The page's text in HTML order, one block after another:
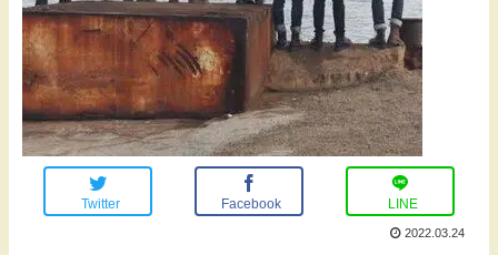
Twitter Facebook LINE
2022.03.24